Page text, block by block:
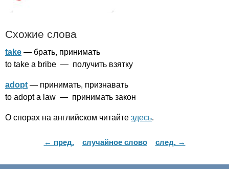
Схожие слова
take — брать, принимать
to take a bribe — получить взятку
adopt — принимать, признавать
to adopt a law — принимать закон
О спорах на английском читайте здесь.
← пред. случайное слово след. →